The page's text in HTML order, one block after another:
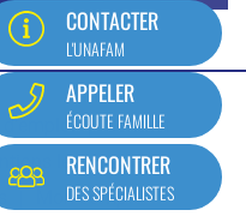
CONTACTER
L'UNAFAM
APPELER
ÉCOUTE FAMILLE
RENCONTRER
DES SPÉCIALISTES
Contact
légales
Mon compte